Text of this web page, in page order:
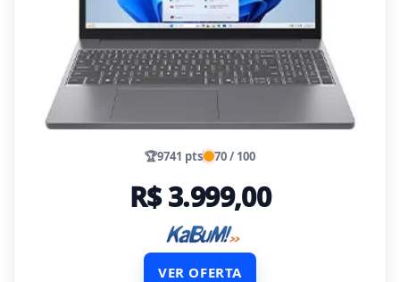
🏆9741 pts 70 / 100
R$ 3.999,00
VER OFERTA